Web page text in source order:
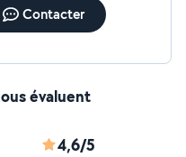
Contacter
évaluent
4,6/5